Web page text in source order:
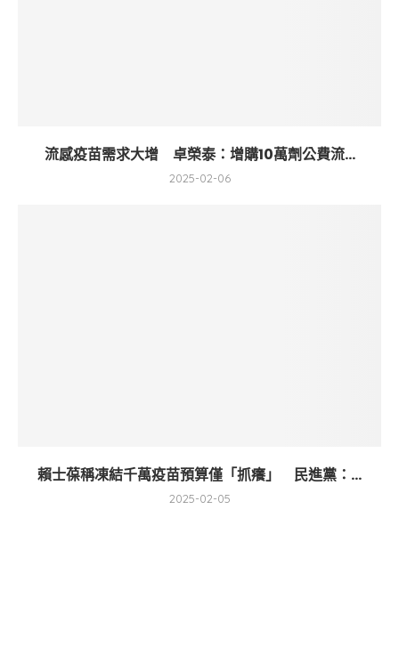
流感疫苗需求大增 卓榮泰：增購10萬劑公費流...
2025-02-06
賴士葆稱凍結千萬疫苗預算僅「抓癢」 民進黨：...
2025-02-05